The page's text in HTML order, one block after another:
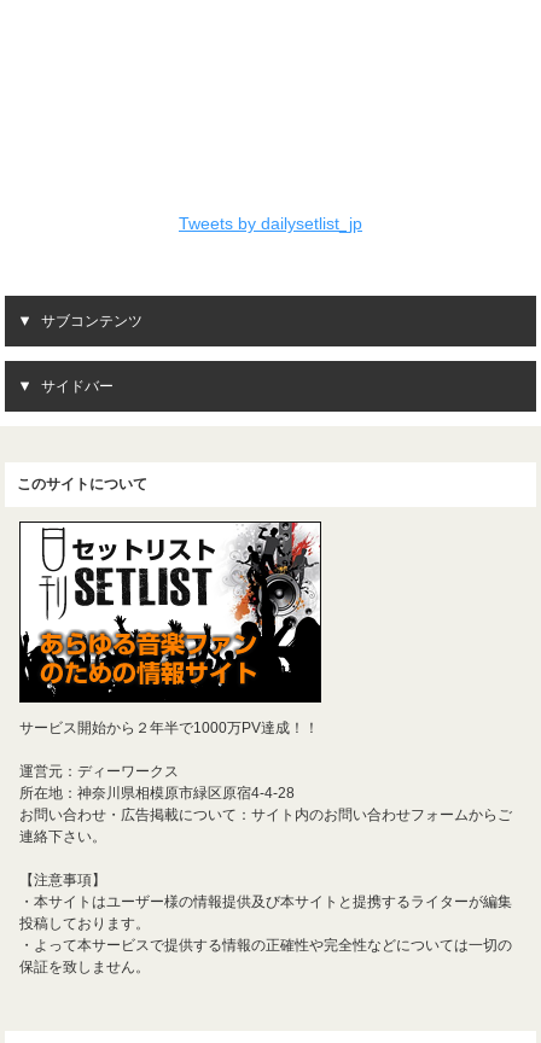
Tweets by dailysetlist_jp
サブコンテンツ
サイドバー
このサイトについて
サービス開始から２年半で1000万PV達成！！
運営元：ディーワークス
所在地：神奈川県相模原市緑区原宿4-4-28
お問い合わせ・広告掲載について：サイト内のお問い合わせフォームからご
連絡下さい。
【注意事項】
・本サイトはユーザー様の情報提供及び本サイトと提携するライターが編集
投稿しております。
・よって本サービスで提供する情報の正確性や完全性などについては一切の
保証を致しません。